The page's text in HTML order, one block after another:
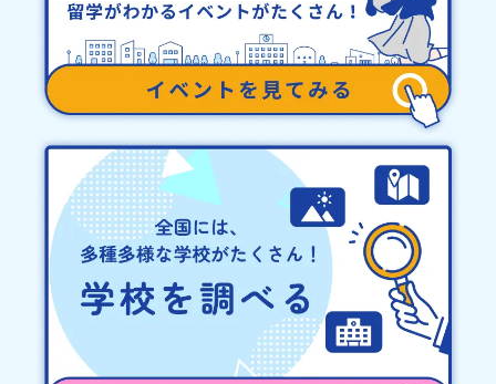
又、最少催行人数に達しなかった場合は、開催日3週間前までに催行
中止の旨をメールにてご連絡いたします。・よくあるご質問その
他、よくあるご質問についてはこちらをご確認ください。運営団体
について＜プログラム主催：一般財団法人地域・教育魅力化プラッ
トフォーム＞「意志ある若者にあふれる持続可能な地域・社会をつ
くる」というビジョンを掲げ、2017年3月に島根県に設立した教育
事業団体です。日本全国約200の高校と連携しながら、中学卒業後に
地域の枠を越えて生徒一人ひとりの夢や価値観に合った地域・学校
で1〜3年間過ごすことができるシステム「地域みらい留学」をはじ
めとした、教育事業や地域活性モデルをつくり続けています。名
称：一般財団法人地域・教育魅力化プラットフォーム設 立：2017
年3月代表者：岩本 悠所在地：〒690-0842 島根県松江市東本町二
丁目25-6 みらいBASE2階 その他所在地公式HP：http://c-
platform.or.jp/お問い合わせ先担当：小川・小原E-mail：
info@miratabi.jp「おためし地域留学体験」のプログラム開催情報
を公式LINEにて配信中！ぜひご登録ください♪地域みらい留学公式